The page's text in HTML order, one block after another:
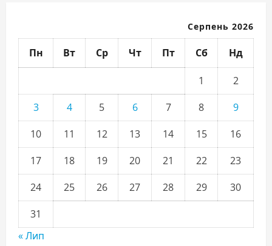
Серпень 2026
Пн Вт Ср Чт Пт Сб Нд
1
2
3
4 5 6 7 8
9
10
11 12 13 14 15
16
17
18 19 20 21 22
23
24
25 26 27 28 29
30
31
« Лип